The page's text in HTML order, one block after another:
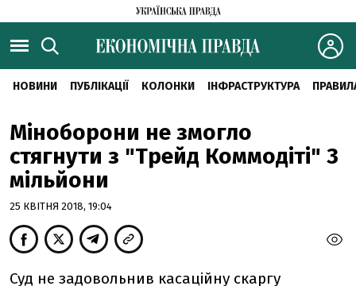
НОВИНИ ПУБЛІКАЦІЇ КОЛОНКИ ІНФРАСТРУКТУРА
Міноборони не змогло
стягнути з "Трейд Коммодіті" 3
мільйони
25 КВІТНЯ 2018, 19:04
Суд не задовольнив касаційну скаргу